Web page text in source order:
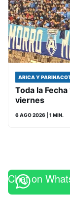
ARICA Y
Toda la
viernes
6 AGO 2026 | 1 MIN.
Chat on